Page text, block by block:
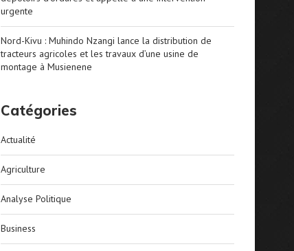
urgente
Nord-Kivu : Muhindo Nzangi lance la distribution de
tracteurs agricoles et les travaux d’une usine de
montage à Musienene
Catégories
Actualité
Agriculture
Analyse Politique
Business